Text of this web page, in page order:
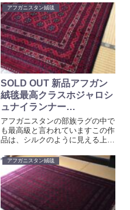
デザインを特徴にしたカル・モハ
マディの敷物に似ていますがカミ
ヤブラグはそれより大変柔らかく
質が高いものです。
アフガニスタン絨毯
SOLD OUT 新品アフガン
絨毯最高クラスホジャロシ
ュナイランナー
213cm*85cm 草木染め手
織り
アフガニスタンの部族ラグの中で
も最高級と言われていますこの作
品は、シルクのように見える上質
す。このデザインの特徴は、トル
クメンのテッケラグとは違って、
細かく繰り返される小さなグルの
デザインです。
アフガニスタン絨毯